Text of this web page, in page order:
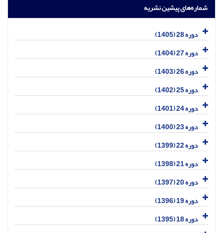
شماره‌های پیشین نشریه
دوره 28 (1405)
دوره 27 (1404)
دوره 26 (1403)
دوره 25 (1402)
دوره 24 (1401)
دوره 23 (1400)
دوره 22 (1399)
دوره 21 (1398)
دوره 20 (1397)
دوره 19 (1396)
دوره 18 (1395)